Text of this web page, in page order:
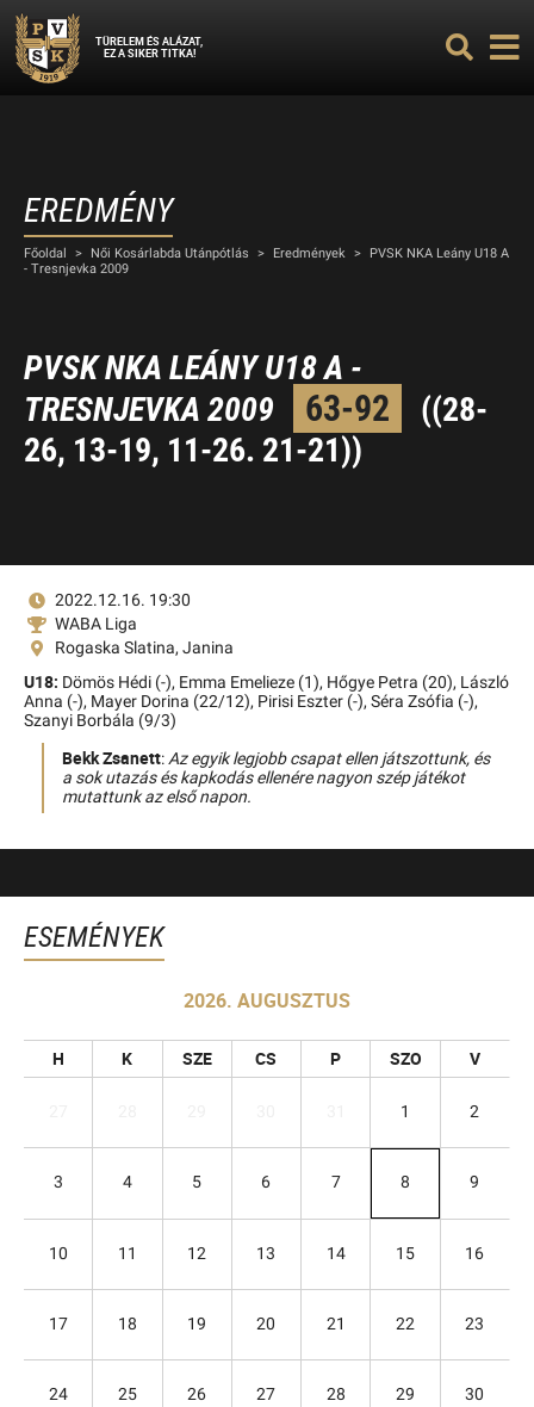
TÜRELEM ÉS ALÁZAT,
EZ A SIKER TITKA!
EREDMÉNY
Főoldal > Női Kosárlabda Utánpótlás > Eredmények >
PVSK NKA Leány U18 A
- Tresnjevka 2009
PVSK NKA LEÁNY U18 A -
TRESNJEVKA 2009
63-92
((28-
26, 13-19, 11-26. 21-21))
2022.12.16. 19:30
WABA Liga
Rogaska Slatina, Janina
U18: Dömös Hédi (-), Emma Emelieze (1), Hőgye Petra (20), László
Anna (-), Mayer Dorina (22/12), Pirisi Eszter (-), Séra Zsófia (-),
Szanyi Borbála (9/3)
Bekk Zsanett:Az egyik legjobb csapat ellen játszottunk, és
a sok utazás és kapkodás ellenére nagyon szép játékot
mutattunk az első napon.
ESEMÉNYEK
2026. AUGUSZTUS
H K SZE CS P SZO V
1 2
3 4 5 6 7 8 9
10 11 12 13 14 15 16
17 18 19 20 21 22 23
24 25 26 27 28 29 30